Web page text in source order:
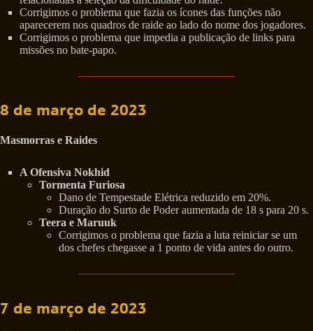
Corrigimos o problema que fazia os ícones das funções não
aparecerem nos quadros de raide ao lado do nome dos jogadores.
Corrigimos o problema que impedia a publicação de links para
missões no bate-papo.
8 de março de 2023
Masmorras e Raides
A Ofensiva Nokhid
Tormenta Furiosa
Dano de Tempestade Elétrica reduzido em 20%.
Duração do Surto de Poder aumentada de 18 s para 20 s.
Teera e Maruuk
Corrigimos o problema que fazia a luta reiniciar se um
dos chefes chegasse a 1 ponto de vida antes do outro.
7 de março de 2023